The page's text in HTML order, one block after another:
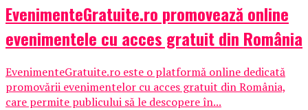
EvenimenteGratuite.ro promovează online
evenimentele cu acces gratuit din România
EvenimenteGratuite.ro este o platformă online dedicată
promovării evenimentelor cu acces gratuit din România,
care permite publicului să le descopere în...